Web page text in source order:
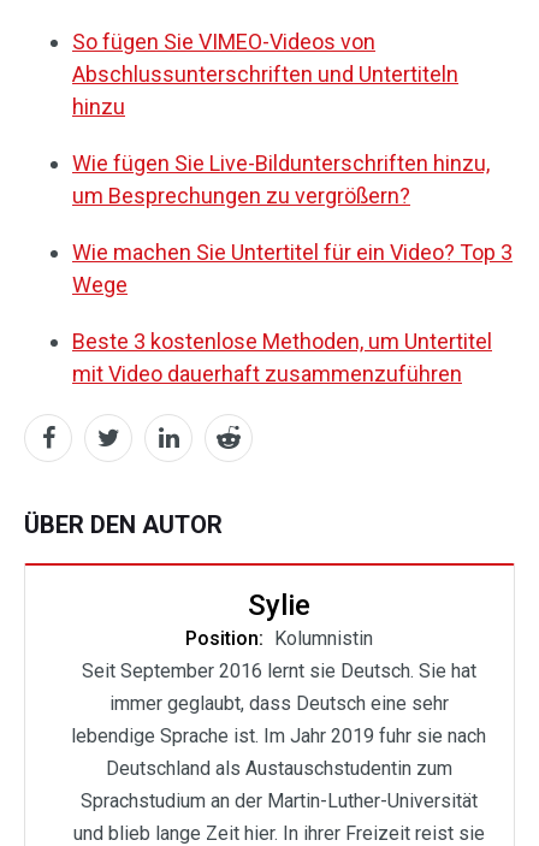
So fügen Sie VIMEO-Videos von
Abschlussunterschriften und Untertiteln
hinzu
Wie fügen Sie Live-Bildunterschriften hinzu,
um Besprechungen zu vergrößern?
Wie machen Sie Untertitel für ein Video? Top 3
Wege
Beste 3 kostenlose Methoden, um Untertitel
mit Video dauerhaft zusammenzuführen
ÜBER DEN AUTOR
Sylie
Position: Kolumnistin
Seit September 2016 lernt sie Deutsch. Sie hat
immer geglaubt, dass Deutsch eine sehr
lebendige Sprache ist. Im Jahr 2019 fuhr sie nach
Deutschland als Austauschstudentin zum
Sprachstudium an der Martin-Luther-Universität
und blieb lange Zeit hier. In ihrer Freizeit reist sie